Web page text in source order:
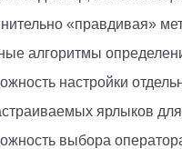
«правдивая»
алгоритмы
настройки
ярлыков
выбора